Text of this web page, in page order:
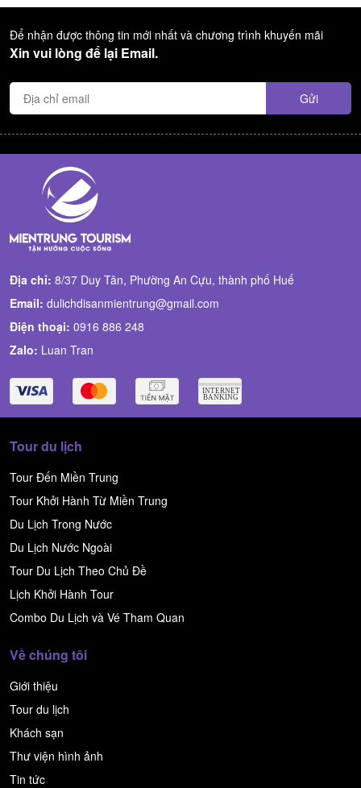
Để nhận được thông tin mới nhất và chương trình khuyến mãi
Xin vui lòng để lại Email.
Địa chỉ: 8/37 Duy Tân, Phường An Cựu, thành phố Huế
Email: dulichdisanmientrung@gmail.com
Điện thoại: 0916 886 248
Zalo: Luan Tran
Tour du lịch
Tour Đến Miền Trung
Tour Khởi Hành Từ Miền Trung
Du Lịch Trong Nước
Du Lịch Nước Ngoài
Tour Du Lịch Theo Chủ Đề
Lịch Khởi Hành Tour
Combo Du Lịch và Vé Tham Quan
Về chúng tôi
Giới thiệu
Tour du lịch
Khách sạn
Thư viện hình ảnh
Tin tức